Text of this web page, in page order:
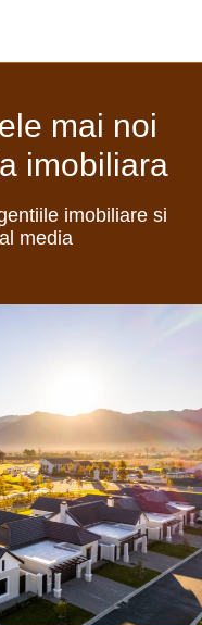
mai noi
imobiliara
imobiliare si
media